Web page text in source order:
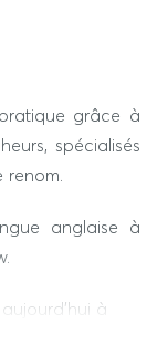
qui sont
vie d’une
grâce à
spécialisés
renom.
anglaise à
à